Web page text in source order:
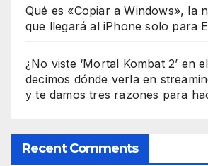
Qué es «Copiar a Windows», la
que llegará al iPhone solo para
¿No viste ‘Mortal Kombat 2’ en
decimos dónde verla en
y te damos tres razones para
Recent Comments